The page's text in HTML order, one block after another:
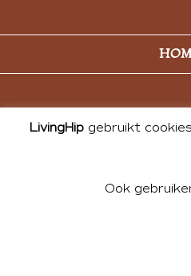
LivingHip gebruikt
Ook